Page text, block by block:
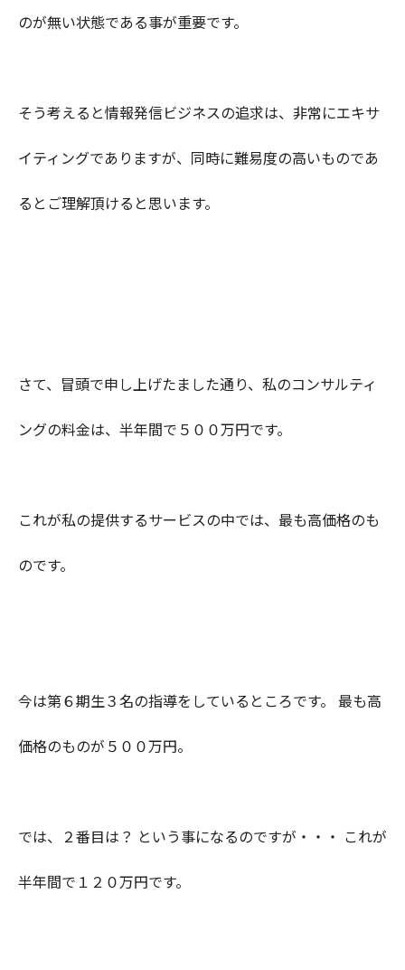
のが無い状態である事が重要です。
そう考えると情報発信ビジネスの追求は、非常にエキサ
イティングでありますが、同時に難易度の高いものであ
るとご理解頂けると思います。
さて、冒頭で申し上げたました通り、私のコンサルティ
ングの料金は、半年間で５００万円です。
これが私の提供するサービスの中では、最も高価格のも
のです。
今は第６期生３名の指導をしているところです。 最も高
価格のものが５００万円。
では、２番目は？ という事になるのですが・・・ これが
半年間で１２０万円です。